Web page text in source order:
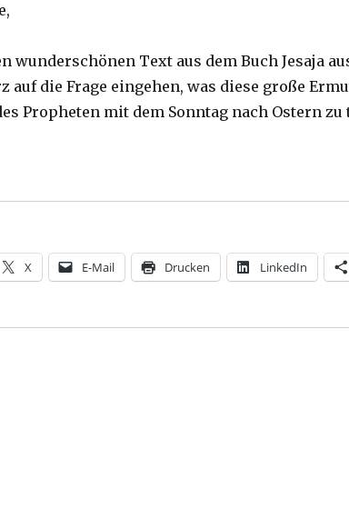
wunderschönen Text aus dem Buch Jesaja
auf die Frage eingehen, was diese große
Propheten mit dem Sonntag nach Ostern zu
Quasimodogeniti 2014 über Jesaja 40,26
X E-Mail Drucken LinkedIn